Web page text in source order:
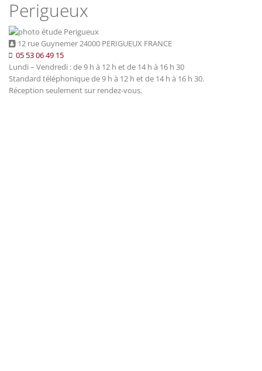
Perigueux
12 rue Guynemer 24000 PERIGUEUX FRANCE
05 53 06 49 15
Lundi – Vendredi : de 9 h à 12 h et de 14 h à 16 h 30
Standard téléphonique de 9 h à 12 h et de 14 h à 16 h 30.
Réception seulement sur rendez-vous.